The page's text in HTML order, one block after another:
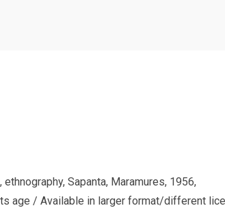
Sapanta, Maramures, 1956,
age / Available in larger format/different